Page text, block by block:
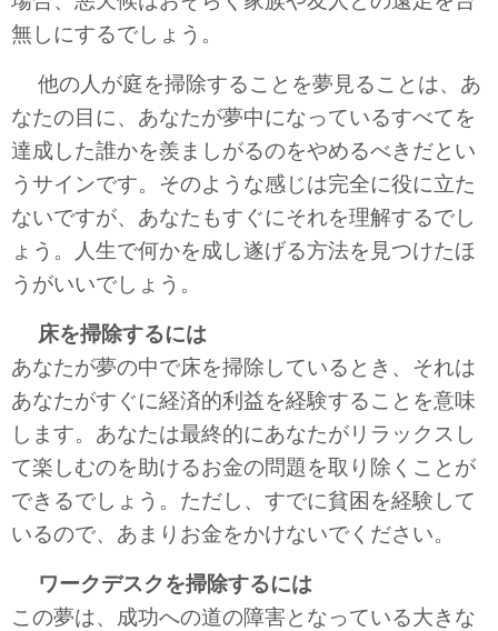
無しにするでしょう。
他の人が庭を掃除することを夢見ることは、あ
なたの目に、あなたが夢中になっているすべてを
達成した誰かを羨ましがるのをやめるべきだとい
うサインです。そのような感じは完全に役に立た
ないですが、あなたもすぐにそれを理解するでし
ょう。人生で何かを成し遂げる方法を見つけたほ
うがいいでしょう。
床を掃除するには
あなたが夢の中で床を掃除しているとき、それは
あなたがすぐに経済的利益を経験することを意味
します。あなたは最終的にあなたがリラックスし
て楽しむのを助けるお金の問題を取り除くことが
できるでしょう。ただし、すでに貧困を経験して
いるので、あまりお金をかけないでください。
ワークデスクを掃除するには
この夢は、成功への道の障害となっている大きな